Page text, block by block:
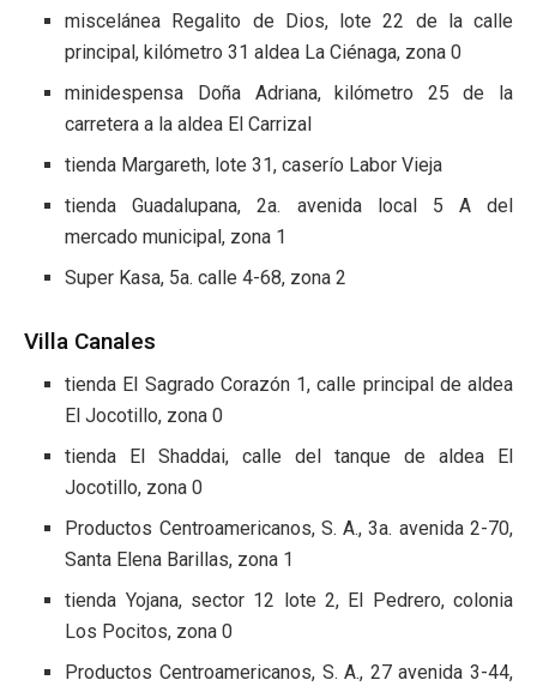
miscelánea Regalito de Dios, lote 22 de la calle
principal, kilómetro 31 aldea La Ciénaga, zona 0
minidespensa Doña Adriana, kilómetro 25 de la
carretera a la aldea El Carrizal
tienda Margareth, lote 31, caserío Labor Vieja
tienda Guadalupana, 2a. avenida local 5 A del
mercado municipal, zona 1
Super Kasa, 5a. calle 4-68, zona 2
Villa Canales
tienda El Sagrado Corazón 1, calle principal de aldea
El Jocotillo, zona 0
tienda El Shaddai, calle del tanque de aldea El
Jocotillo, zona 0
Productos Centroamericanos, S. A., 3a. avenida 2-70,
Santa Elena Barillas, zona 1
tienda Yojana, sector 12 lote 2, El Pedrero, colonia
Los Pocitos, zona 0
Productos Centroamericanos, S. A., 27 avenida 3-44,